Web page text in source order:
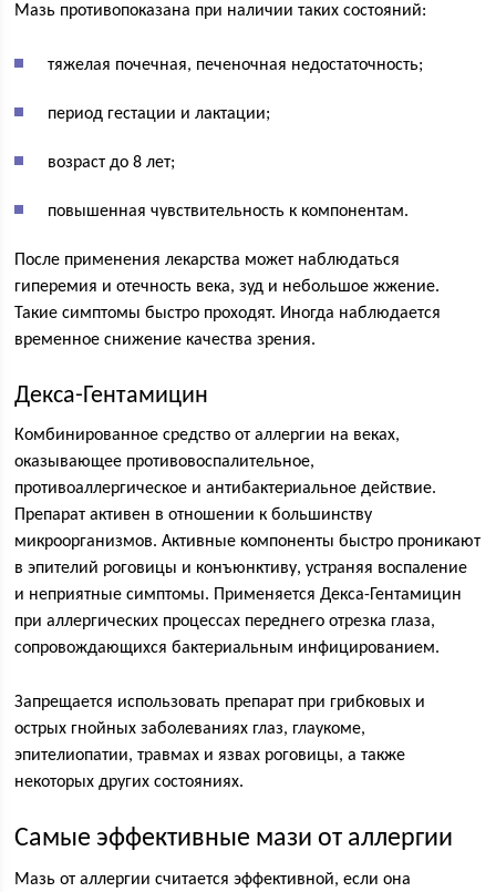
Мазь противопоказана при наличии таких состояний:
тяжелая почечная, печеночная недостаточность;
период гестации и лактации;
возраст до 8 лет;
повышенная чувствительность к компонентам.
После применения лекарства может наблюдаться
гиперемия и отечность века, зуд и небольшое жжение.
Такие симптомы быстро проходят. Иногда наблюдается
временное снижение качества зрения.
Декса-Гентамицин
Комбинированное средство от аллергии на веках,
оказывающее противовоспалительное,
противоаллергическое и антибактериальное действие.
Препарат активен в отношении к большинству
микроорганизмов. Активные компоненты быстро проникают
в эпителий роговицы и конъюнктиву, устраняя воспаление
и неприятные симптомы. Применяется Декса-Гентамицин
при аллергических процессах переднего отрезка глаза,
сопровождающихся бактериальным инфицированием.
Запрещается использовать препарат при грибковых и
острых гнойных заболеваниях глаз, глаукоме,
эпителиопатии, травмах и язвах роговицы, а также
некоторых других состояниях.
Самые эффективные мази от аллергии
Мазь от аллергии считается эффективной, если она